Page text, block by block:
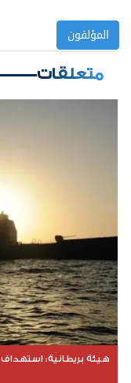
المؤلفون
متعلقات
هيئة بريطانية: